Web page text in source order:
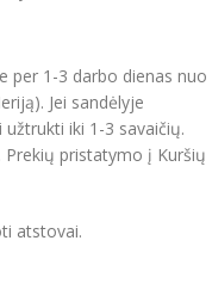
per 1-3 darbo dienas nuo
Jei sandėlyje
iki 1-3 savaičių.
pristatymo į Kuršių
atstovai.